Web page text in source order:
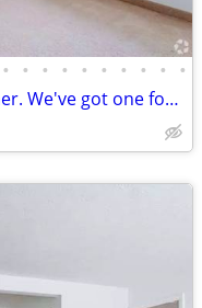
• • • • • • • • • •
Hunting for a deal? Look no further. We've got one for you!